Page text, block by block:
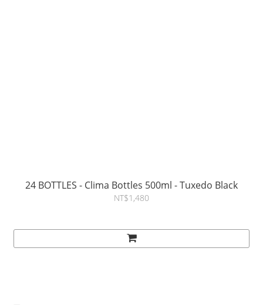
24 BOTTLES - Clima Bottles 500ml - Tuxedo Black
NT$1,480